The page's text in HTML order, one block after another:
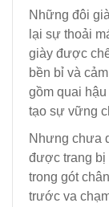
Những đôi
lại sự thoải
giày được
bền bỉ và
gồm quai
tạo sự vững
Nhưng chưa
được trang bị
trong gót
trước va